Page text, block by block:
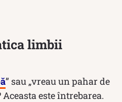
limbii
” sau „vreau un pahar de
Aceasta este întrebarea.